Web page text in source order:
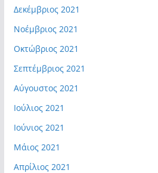
Δεκέμβριος 2021
Νοέμβριος 2021
Οκτώβριος 2021
Σεπτέμβριος 2021
Αύγουστος 2021
Ιούλιος 2021
Ιούνιος 2021
Μάιος 2021
Απρίλιος 2021